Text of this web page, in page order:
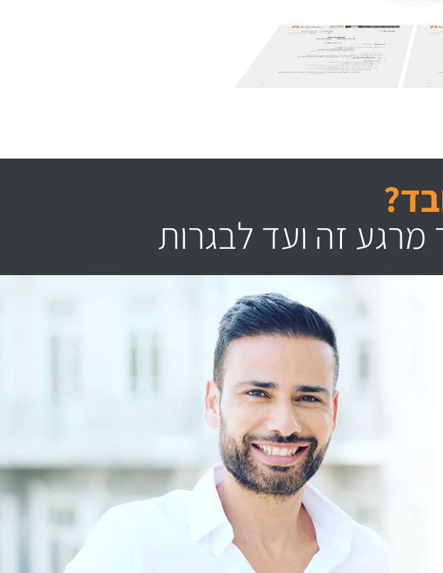
זה ועד לבגרות